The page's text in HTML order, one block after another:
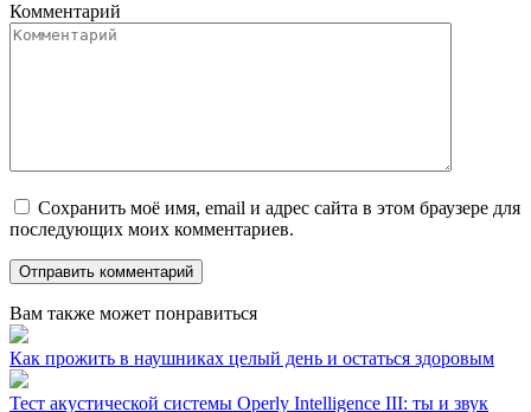
Комментарий
Сохранить моё имя, email и адрес сайта в этом браузере для
последующих моих комментариев.
Вам также может понравиться
Как прожить в наушниках целый день и остаться здоровым
Тест акустической системы Operly Intelligence III: ты и звук